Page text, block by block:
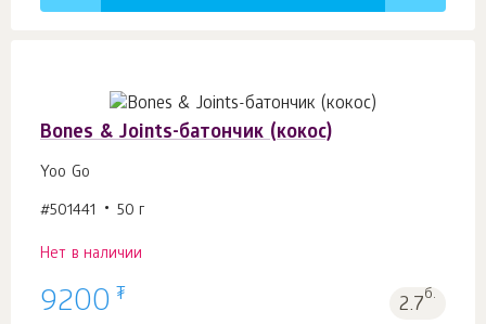
Bones & Joints-батончик (кокос)
Yoo Gо
#501441 50 г
Нет в наличии
9200 ₮ 2.7б.